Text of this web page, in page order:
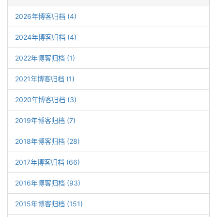
2026年博客归档 (4)
2024年博客归档 (4)
2022年博客归档 (1)
2021年博客归档 (1)
2020年博客归档 (3)
2019年博客归档 (7)
2018年博客归档 (28)
2017年博客归档 (66)
2016年博客归档 (93)
2015年博客归档 (151)